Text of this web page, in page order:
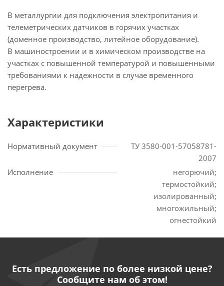
В металлургии для подключения электропитания и
телеметрических датчиков в горячих участках
(доменное производство, литейное оборудование).
В машиностроении и в химическом производстве на
участках с повышенной температурой и повышенными
требованиями к надежности в случае временного
перегрева.
Характеристики
Нормативный документ
ТУ 3580-001-57058781-
2007
Исполнение
негорючий;
термостойкий;
изолированный;
многожильный;
огнестойкий
Есть предложение по более низкой цене?
Сообщите нам об этом!